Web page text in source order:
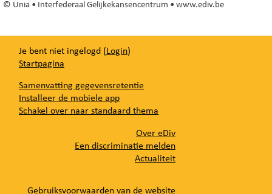
© Unia • Interfederaal Gelijkekansencentrum • www.ediv.be
Je bent niet ingelogd (Login)
Startpagina
Samenvatting gegevensretentie
Installeer de mobiele app
Schakel over naar standaard thema
Over eDiv
Een discriminatie melden
Actualiteit
Gebruiksvoorwaarden van de website